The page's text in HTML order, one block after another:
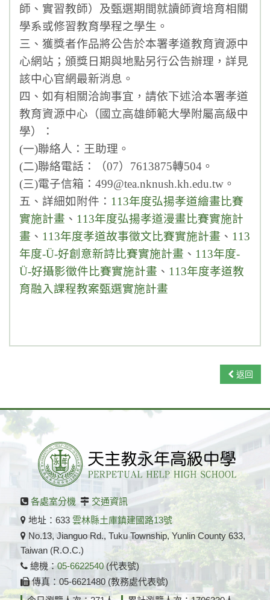
師、實習教師）及甄選期間就讀師資培育相關
學系或修習教育學程之學生。
三、獲獎者作品將公告於本署孝道教育資源中
心網站；頒獎日期與地點另行公告辦理，詳見
該中心官網最新消息。
四、如有相關洽詢事宜，請依下述洽本署孝道
教育資源中心（國立高雄師範大學附屬高級中
學）：
(一)聯絡人：王助理。
(二)聯絡電話：（07）7613875轉504。
(三)電子信箱：499@tea.nknush.kh.edu.tw。
五、詳細如附件： 113年度弘揚孝道繪畫比賽
實施計畫 、 113年度弘揚孝道漫畫比賽實施計
畫 、 113年度孝道故事徵文比賽實施計畫 、 113
年度-Ü-好創意新詩比賽實施計畫 、 113年度-
Ü-好攝影徵件比賽實施計畫 、 113年度孝道教
育融入課程教案甄選實施計畫
返回
各處室分機
交通資訊
地址：633 雲林縣土庫鎮建國路13號
No.13, Jianguo Rd., Tuku Township, Yunlin County 633,
Taiwan (R.O.C.)
總機：05-6622540(代表號)
傳真：05-6621480 (教務處代表號)